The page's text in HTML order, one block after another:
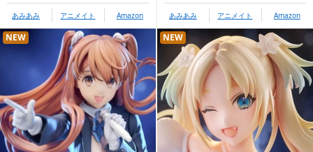
あみあみ アニメイト Amazon あみあみ アニメイト Amazon
NEW NEW